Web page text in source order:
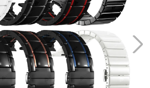
ANTARES
кожа из пищевого силикона